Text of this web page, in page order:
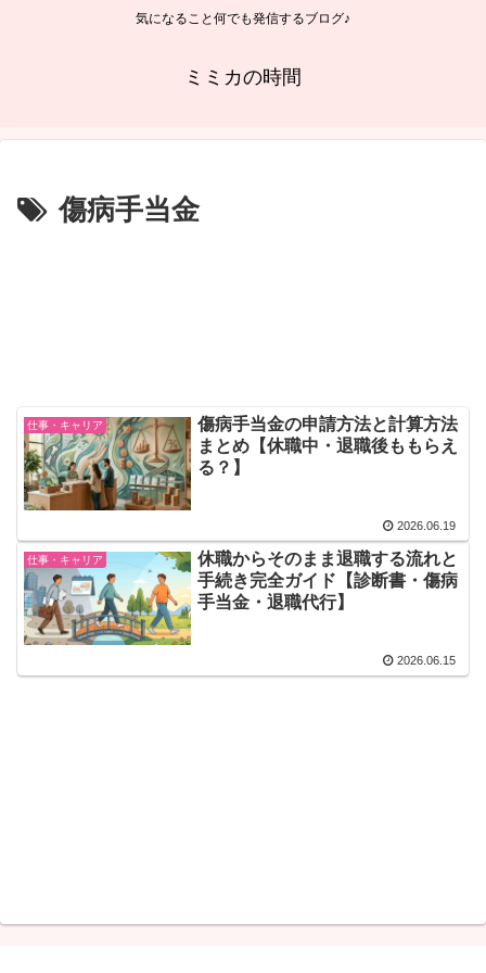
気になること何でも発信するブログ♪
ミミカの時間
傷病手当金
仕事・キャリア
傷病手当金の申請方法と計算方法
まとめ【休職中・退職後ももらえ
る？】
2026.06.19
仕事・キャリア
休職からそのまま退職する流れと
手続き完全ガイド【診断書・傷病
手当金・退職代行】
2026.06.15